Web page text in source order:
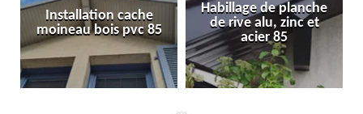
Installation cache
moineau bois pvc 85
Habillage de planche
de rive alu, zinc et
acier 85